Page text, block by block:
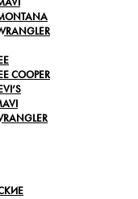
COOPER